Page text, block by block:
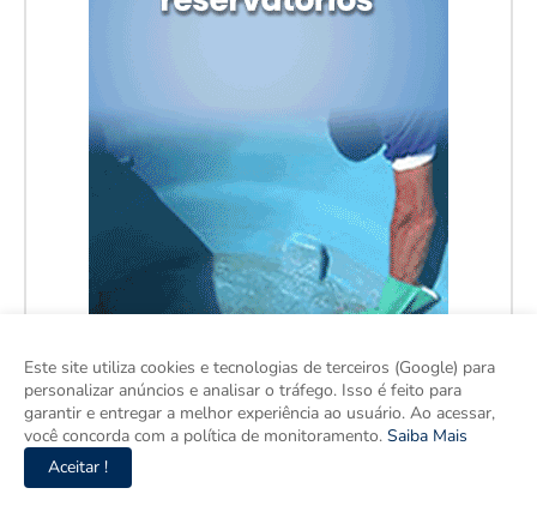
Este site utiliza cookies e tecnologias de terceiros (Google) para
personalizar anúncios e analisar o tráfego. Isso é feito para
garantir e entregar a melhor experiência ao usuário. Ao acessar,
você concorda com a política de monitoramento. Saiba Mais
Aceitar !